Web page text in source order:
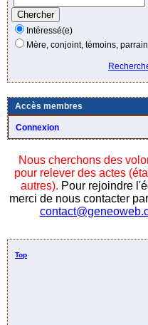
Intéressé(e)
Mère, conjoint, témoins,
Accès membres
Connexion
Nous cherchons des
pour relever des actes
autres). Pour rejoindre
merci de nous contacter
Top